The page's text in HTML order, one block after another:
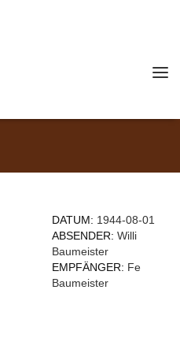
DATUM: 1944-08-01
ABSENDER:Willi
Baumeister
EMPFÄNGER: Fe
Baumeister